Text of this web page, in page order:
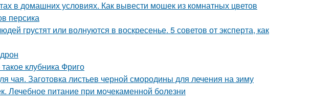
в домашних условиях. Как вывести мошек из комнатных цветов
персика
грустят или волнуются в воскресенье. 5 советов от эксперта, как
клубника Фриго
чая. Заготовка листьев черной смородины для лечения на зиму
Лечебное питание при мочекаменной болезни